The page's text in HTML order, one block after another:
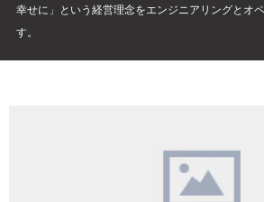
幸せに」という経営理念をエンジニアリングとオ
す。